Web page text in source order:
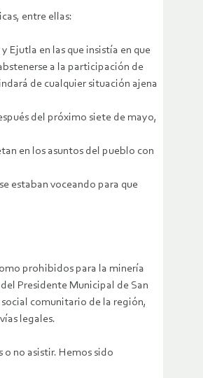
entre ellas:
Ejutla en las que insistía en que
a la participación de
de cualquier situación ajena
del próximo siete de mayo,
en los asuntos del pueblo con
estaban voceando para que
prohibidos para la minería
Presidente Municipal de San
comunitario de la región,
legales.
no asistir. Hemos sido